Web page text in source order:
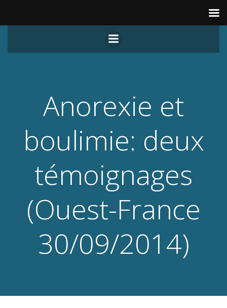
au
contenu
Anorexie et
boulimie: deux
témoignages
(Ouest-France
30/09/2014)